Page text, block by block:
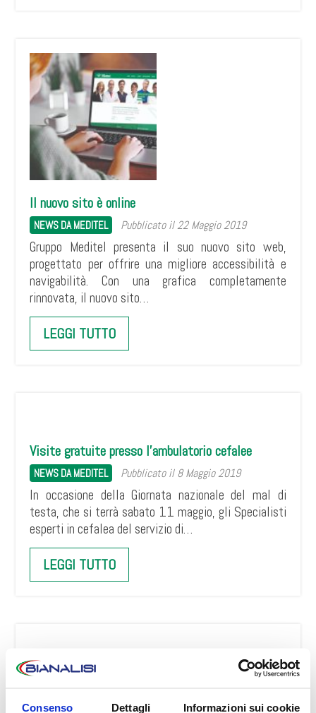
Consenso Dettagli Informazioni sui cookie
Il nuovo sito è online
NEWS DA MEDITEL Pubblicato il 22 Maggio 2019
Gruppo Meditel presenta il suo nuovo sito web,
progettato per offrire una migliore accessibilità e
navigabilità. Con una grafica completamente
rinnovata, il nuovo sito…
LEGGI TUTTO
Visite gratuite presso l’ambulatorio cefalee
NEWS DA MEDITEL Pubblicato il 8 Maggio 2019
In occasione della Giornata nazionale del mal di
testa, che si terrà sabato 11 maggio, gli Specialisti
esperti in cefalea del servizio di…
LEGGI TUTTO
Nuovo ambulatorio cefalee
NEWS DA MEDITEL Pubblicato il 2 Maggio 2019